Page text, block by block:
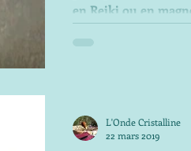
en Reiki ou en
L'Onde Cristalline
22 mars 2019